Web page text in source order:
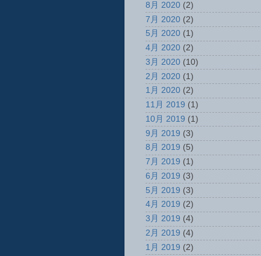
8月 2020 (2)
7月 2020 (2)
5月 2020 (1)
4月 2020 (2)
3月 2020 (10)
2月 2020 (1)
1月 2020 (2)
11月 2019 (1)
10月 2019 (1)
9月 2019 (3)
8月 2019 (5)
7月 2019 (1)
6月 2019 (3)
5月 2019 (3)
4月 2019 (2)
3月 2019 (4)
2月 2019 (4)
1月 2019 (2)